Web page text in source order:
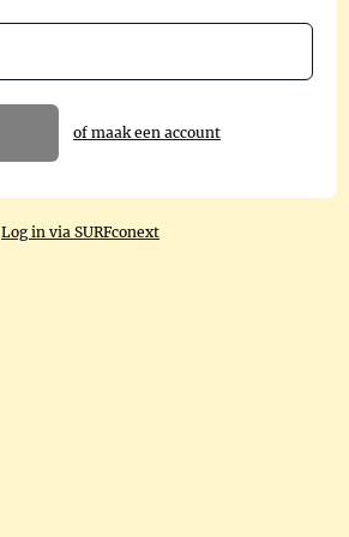
of maak een account
Log in via SURFconext